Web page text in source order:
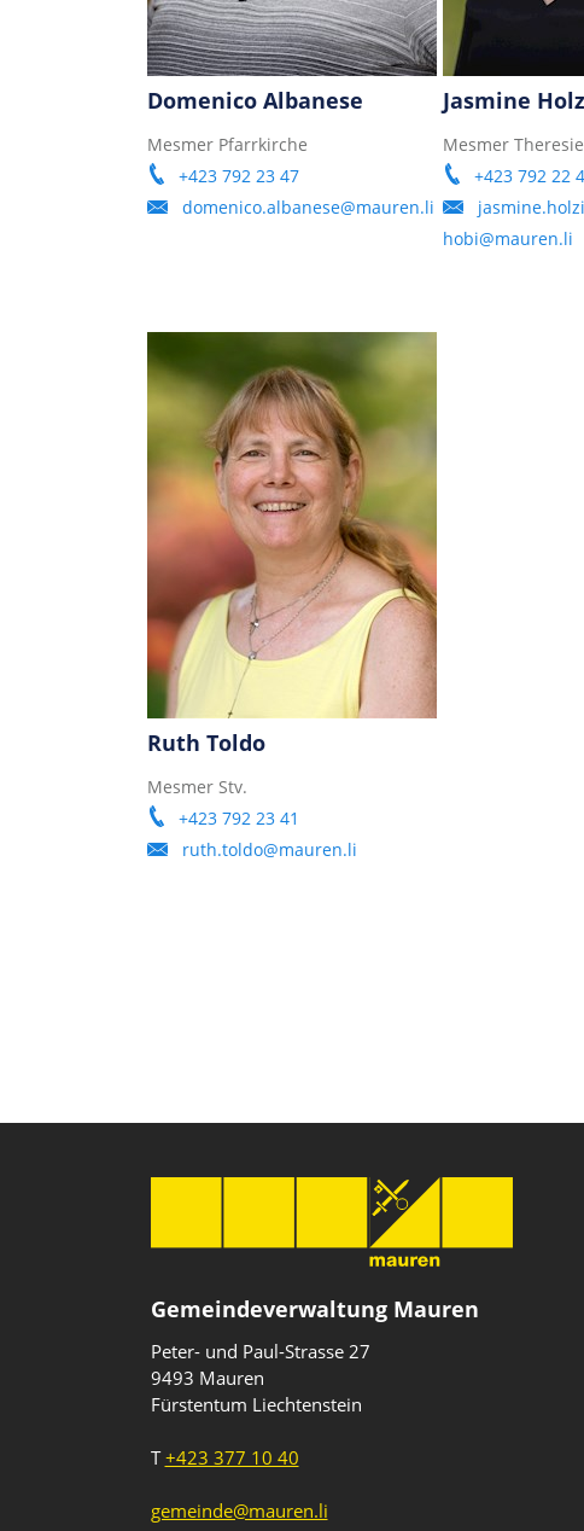
Domenico Albanese
Mesmer Pfarrkirche
+423 792 23 47
domenico.albanese@mauren.li
Jasmine
Mesmer
+423 792 22
hobi@mauren.li
Ruth Toldo
Mesmer Stv.
+423 792 23 41
ruth.toldo@mauren.li
Gemeindeverwaltung Mauren
Peter- und Paul-Strasse 27
9493 Mauren
Fürstentum Liechtenstein
T+423 377 10 40
gemeinde@mauren.li